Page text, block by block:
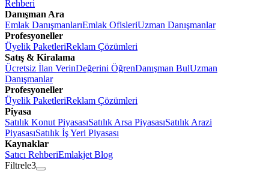
Rehberi
Danışman Ara
Emlak DanışmanlarıEmlak OfisleriUzman Danışmanlar
Profesyoneller
Üyelik PaketleriReklam Çözümleri
Satış & Kiralama
Ücretsiz İlan VerinDeğerini ÖğrenDanışman BulUzman
Danışmanlar
Profesyoneller
Üyelik PaketleriReklam Çözümleri
Piyasa
Satılık Konut PiyasasıSatılık Arsa PiyasasıSatılık Arazi
PiyasasıSatılık İş Yeri Piyasası
Kaynaklar
Satıcı RehberiEmlakjet Blog
Filtrele3